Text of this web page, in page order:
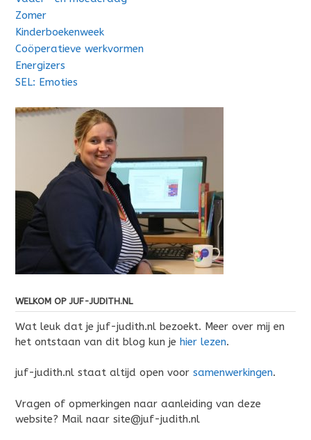
Zomer
Kinderboekenweek
Coöperatieve werkvormen
Energizers
SEL: Emoties
WELKOM OP JUF-JUDITH.NL
Wat leuk dat je juf-judith.nl bezoekt. Meer over mij en
het ontstaan van dit blog kun je hier lezen.
juf-judith.nl staat altijd open voor samenwerkingen.
Vragen of opmerkingen naar aanleiding van deze
website? Mail naar site@juf-judith.nl